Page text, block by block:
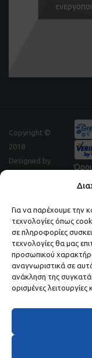
Για να παρέχουμε την
τεχνολογίες όπως
σε πληροφορίες
τεχνολογίες θα μας
προσωπικού
αναγνωριστικά σε
ανάκληση της
ορισμένες λειτουργίες
Copyright ©
2018
Designed by
Μάθετε